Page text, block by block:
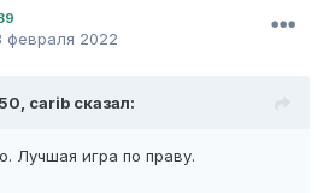
февраля 2022
carib сказал:
Лучшая игра по праву.